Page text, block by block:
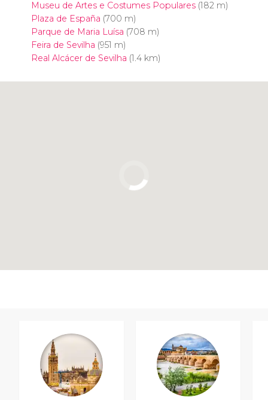
Museu de Artes e Costumes Populares(182 m)
Plaza de España (700 m)
Parque de Maria Luísa (708 m)
Feira de Sevilha (951 m)
Real Alcácer de Sevilha (1.4 km)